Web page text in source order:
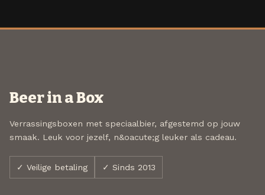
Beer in a Box
Verrassingsboxen met speciaalbier, afgestemd op jouw
smaak. Leuk voor jezelf, n&oacute;g leuker als cadeau.
✓ Veilige betaling ✓ Sinds 2013